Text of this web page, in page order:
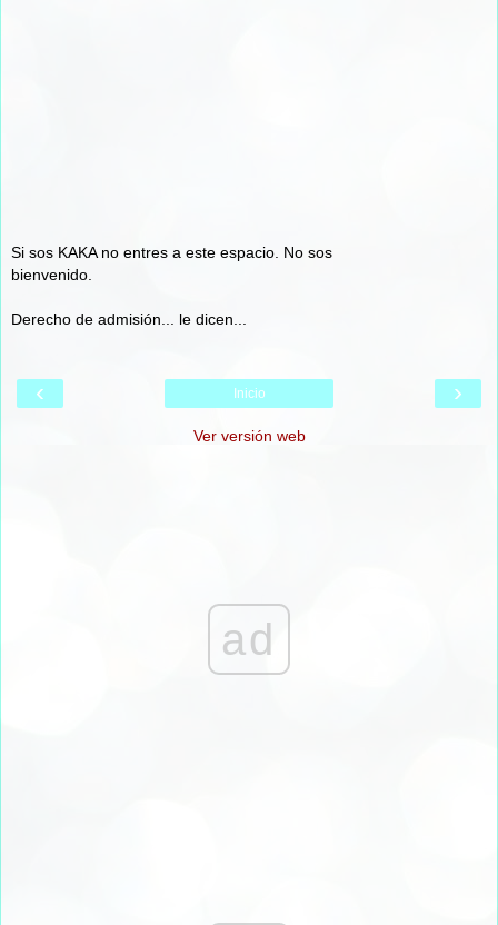
Si sos KAKA no entres a este espacio. No sos
bienvenido.
Derecho de admisión... le dicen...
‹ ›
Inicio
Ver versión web
ad